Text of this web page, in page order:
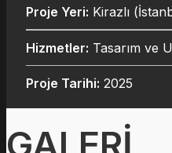
Proje Yeri: Kirazlı
Hizmetler: Tasarım ve
Proje Tarihi: 2025